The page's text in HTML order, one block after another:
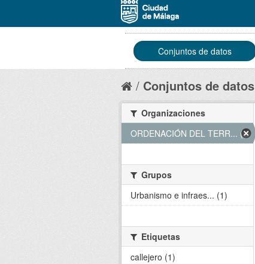
Conjuntos de datos
Conjuntos de datos
Organizaciones
ORDENACIÓN DEL TERR... (1)
Grupos
Urbanismo e infraes... (1)
Etiquetas
callejero (1)